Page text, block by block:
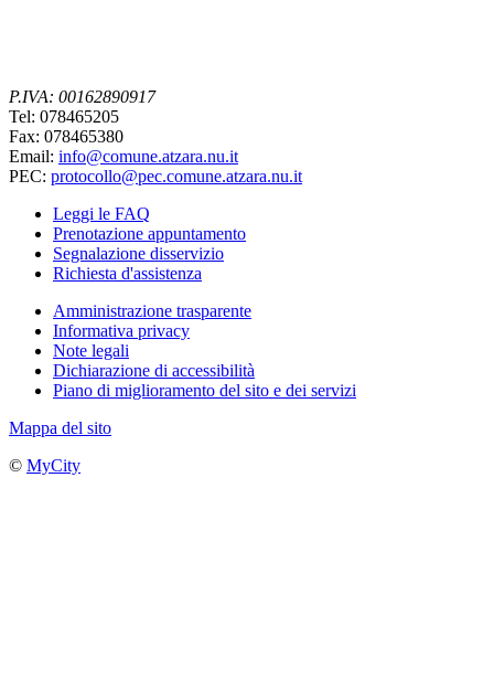
P.IVA: 00162890917
Tel: 078465205
Fax: 078465380
Email: info@comune.atzara.nu.it
PEC: protocollo@pec.comune.atzara.nu.it
Leggi le FAQ
Prenotazione appuntamento
Segnalazione disservizio
Richiesta d'assistenza
Amministrazione trasparente
Informativa privacy
Note legali
Dichiarazione di accessibilità
Piano di miglioramento del sito e dei servizi
Mappa del sito
© MyCity